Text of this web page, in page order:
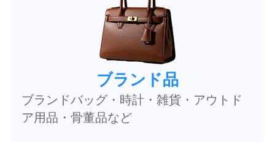
ブランド品
ブランドバッグ・時計・雑貨・アウトド
ア用品・骨董品など